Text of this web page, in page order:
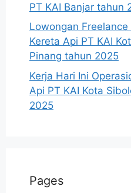
PT KAI Banjar tahun
Lowongan Freelance
Kereta Api PT KAI
Pinang tahun 2025
Kerja Hari Ini
Api PT KAI Kota
2025
Pages